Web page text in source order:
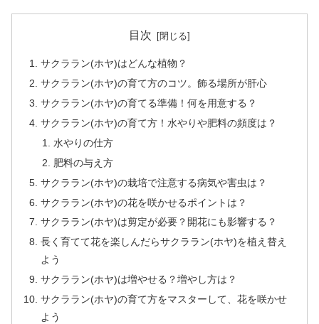
目次
サクララン(ホヤ)はどんな植物？
サクララン(ホヤ)の育て方のコツ。飾る場所が肝心
サクララン(ホヤ)の育てる準備！何を用意する？
サクララン(ホヤ)の育て方！水やりや肥料の頻度は？
水やりの仕方
肥料の与え方
サクララン(ホヤ)の栽培で注意する病気や害虫は？
サクララン(ホヤ)の花を咲かせるポイントは？
サクララン(ホヤ)は剪定が必要？開花にも影響する？
長く育てて花を楽しんだらサクララン(ホヤ)を植え替え
よう
サクララン(ホヤ)は増やせる？増やし方は？
サクララン(ホヤ)の育て方をマスターして、花を咲かせ
よう